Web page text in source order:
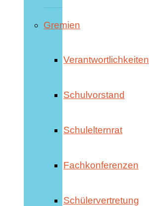
Gremien
Verantwortlichkeiten
Schulvorstand
Schulelternrat
Fachkonferenzen
Schülervertretung